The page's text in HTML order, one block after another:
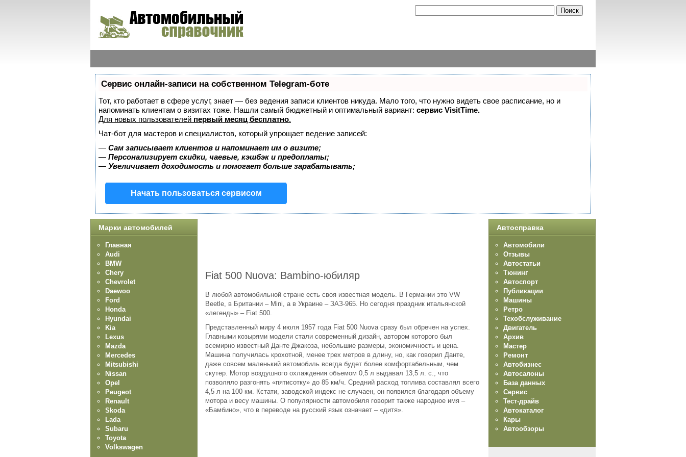
Сервис онлайн-записи на собственном Telegram-боте
Тот, кто работает в сфере услуг, знает — без ведения записи клиентов никуда. Мало того, что нужно видеть свое расписание, но и
напоминать клиентам о визитах тоже. Нашли самый бюджетный и оптимальный вариант: сервис VisitTime.
Для новых пользователей первый месяц бесплатно.
Чат-бот для мастеров и специалистов, который упрощает ведение записей:
— Сам записывает клиентов и напоминает им о визите;
— Персонализирует скидки, чаевые, кэшбэк и предоплаты;
— Увеличивает доходимость и помогает больше зарабатывать;
Начать пользоваться сервисом
Fiat 500 Nuova: Bambino-юбиляр
В любой автомобильной стране есть своя известная модель. В Германии это VW
Beetle, в Британии – Mini, а в Украине – ЗАЗ-965. Но сегодня праздник итальянской
«легенды» – Fiat 500.
Представленный миру 4 июля 1957 года Fiat 500 Nuova сразу был обречен на успех.
Главными козырями модели стали современный дизайн, автором которого был
всемирно известный Данте Джакоза, небольшие размеры, экономичность и цена.
Машина получилась крохотной, менее трех метров в длину, но, как говорил Данте,
даже совсем маленький автомобиль всегда будет более комфортабельным, чем
скутер. Мотор воздушного охлаждения объемом 0,5 л выдавал 13,5 л. с., что
позволяло разгонять «пятисотку» до 85 км/ч. Средний расход топлива составлял всего
4,5 л на 100 км. Кстати, заводской индекс не случаен, он появился благодаря объему
мотора и весу машины. О популярности автомобиля говорит также народное имя –
«Бамбино», что в переводе на русский язык означает – «дитя».
Марки автомобилей
Главная
Audi
BMW
Chery
Chevrolet
Daewoo
Ford
Honda
Hyundai
Kia
Lexus
Mazda
Mercedes
Mitsubishi
Nissan
Opel
Peugeot
Renault
Skoda
Lada
Subaru
Toyota
Volkswagen
Автосправка
Автомобили
Отзывы
Автостатьи
Тюнинг
Автоспорт
Публикации
Машины
Ретро
Техобслуживание
Двигатель
Архив
Мастер
Ремонт
Автобизнес
Автосалоны
База данных
Сервис
Тест-драйв
Автокаталог
Кары
Автообзоры